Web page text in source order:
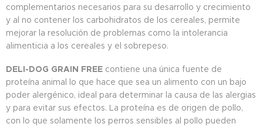
complementarios necesarios para su desarrollo y crecimiento
y al no contener los carbohidratos de los cereales, permite
mejorar la resolución de problemas como la intolerancia
alimenticia a los cereales y el sobrepeso.
DELI-DOG GRAIN FREE contiene una única fuente de
proteína animal lo que hace que sea un alimento con un bajo
poder alergénico, ideal para determinar la causa de las alergias
y para evitar sus efectos. La proteína es de origen de pollo,
con lo que solamente los perros sensibles al pollo pueden